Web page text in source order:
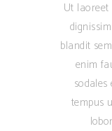
Ut
blandit
enim
tempus